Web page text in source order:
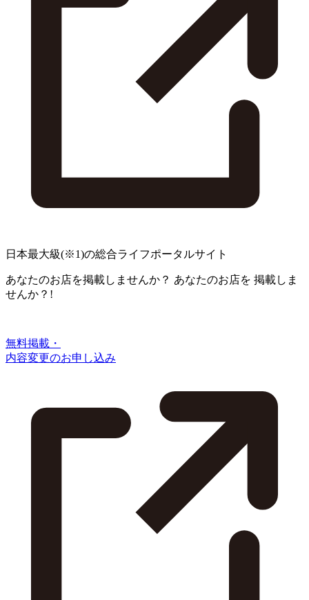
日本最大級(※1)の総合ライフポータルサイト
あなたのお店を掲載しませんか？ あなたのお店を 掲載しま
せんか？!
無料掲載・
内容変更のお申し込み